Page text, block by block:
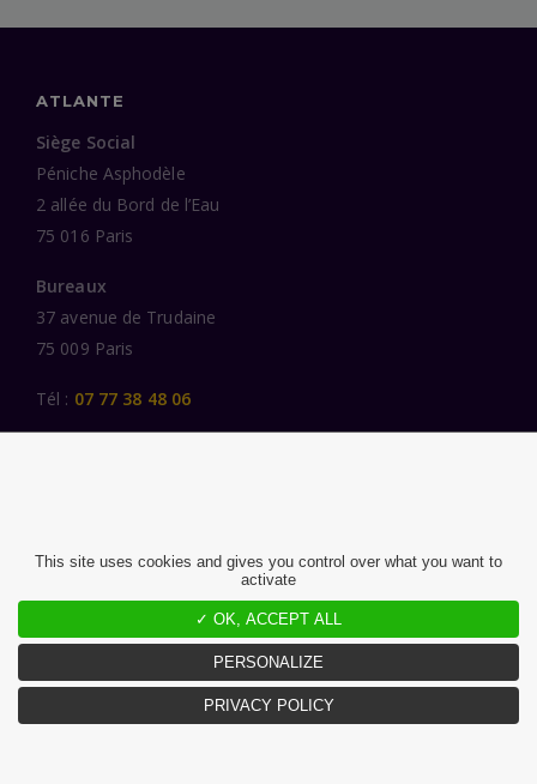
ATLANTE
Siège Social
Péniche Asphodèle
2 allée du Bord de l’Eau
75 016 Paris
Bureaux
37 avenue de Trudaine
75 009 Paris
Tél : 07 77 38 48 06
DES FEMMES ET DES HOMMES ENGAGÉS
This site uses cookies and gives you control over what you want to
activate
✓ OK, ACCEPT ALL
PERSONALIZE
PRIVACY POLICY